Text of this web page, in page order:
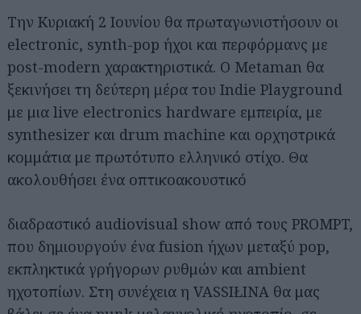
Την Κυριακή 2 Ιουνίου θα πρωταγωνιστήσουν οι
electronic, synth-pop ήχοι και περφόρμανς με
post-modern χαρακτηριστικά. Ο Metaman θα
ξεκινήσει τη δεύτερη μέρα του Indie Playground
με μια live electronics hardware εμπειρία, με
synthesizer και drum machine και ορχηστρικά
κομμάτια με πρωτότυπο ελληνικό στίχο. Θα
ακολουθήσει ένα οπτικοακουστικό
διαδραστικό audiovisual show από τους PROMPT,
που δημιουργούν ένα fusion ήχων μεταξύ pop,
εκπληκτικά γρήγορων ρυθμών και ambient
ηχοτοπίων. Στη συνέχεια η VASSIŁINA θα μας